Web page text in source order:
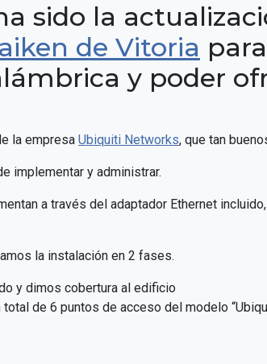
sido la
de Vitoria
y poder
la empresa Ubiquiti Networks, que tan
implementar y administrar.
a través del adaptador Ethernet
la instalación en 2 fases.
y dimos cobertura al edificio
de 6 puntos de acceso del modelo